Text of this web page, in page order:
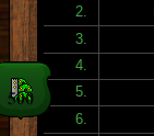
2.
3.
4.
5.
6.